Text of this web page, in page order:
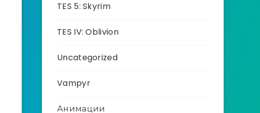
TES 5: Skyrim
TES IV: Oblivion
Uncategorized
Vampyr
Анимации